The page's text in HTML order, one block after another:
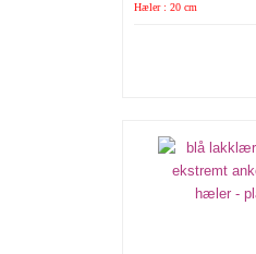
Hæler : 20 cm